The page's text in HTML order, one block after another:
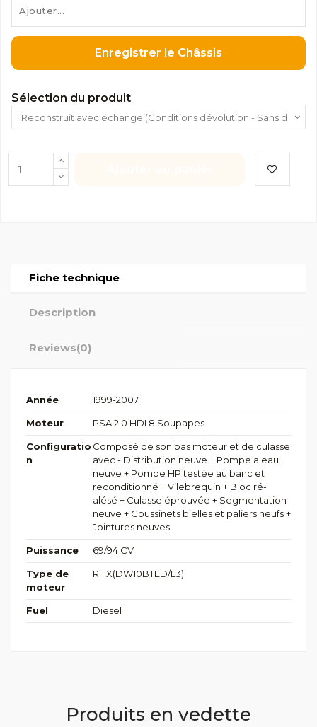
Enregistrer le Châssis
Sélection du produit
Fiche technique
Description
Reviews(0)
Année 1999-2007
Moteur PSA 2.0 HDI 8 Soupapes
Configuratio
n
Composé de son bas moteur et de culasse
avec - Distribution neuve + Pompe a eau
neuve + Pompe HP testée au banc et
reconditionné + Vilebrequin + Bloc ré-
alésé + Culasse éprouvée + Segmentation
neuve + Coussinets bielles et paliers neufs +
Jointures neuves
Puissance 69/94 CV
Type de
moteur
RHX(DW10BTED/L3)
Fuel Diesel
Produits en vedette